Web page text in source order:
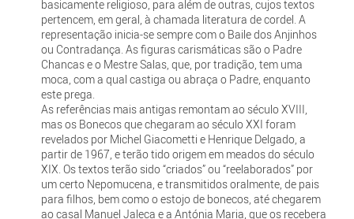
basicamente religioso, para além de outras, cujos textos
pertencem, em geral, à chamada literatura de cordel. A
representação inicia-se sempre com o Baile dos Anjinhos
ou Contradança. As figuras carismáticas são o Padre
Chancas e o Mestre Salas, que, por tradição, tem uma
moca, com a qual castiga ou abraça o Padre, enquanto
este prega.
As referências mais antigas remontam ao século XVIII,
mas os Bonecos que chegaram ao século XXI foram
revelados por Michel Giacometti e Henrique Delgado, a
partir de 1967, e terão tido origem em meados do século
XIX. Os textos terão sido “criados” ou “reelaborados” por
um certo Nepomucena, e transmitidos oralmente, de pais
para filhos, bem como o estojo de bonecos, até chegarem
ao casal Manuel Jaleca e a Antónia Maria, que os recebera